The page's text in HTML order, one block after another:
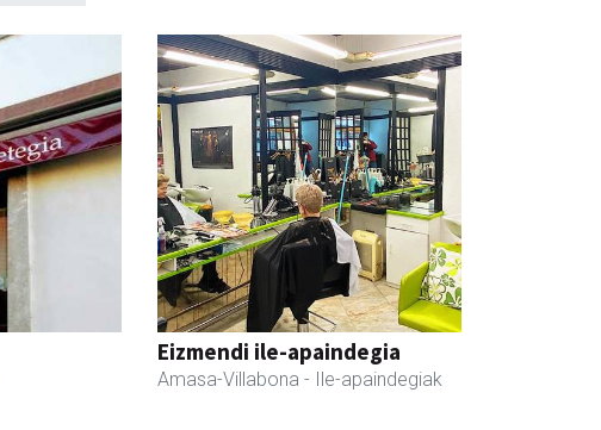
Eizmendi ile-apaindegia
Amasa-Villabona - Ile-apaindegiak